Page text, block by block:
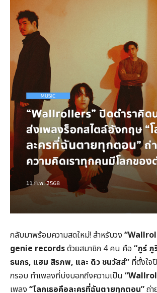
กลับมาพร้อมความสดใหม่! สำหรับวง “
genie recordsด้วยสมาชิก 4 คน คือ “ภูร์
ธนกร, แฮม สิรภพ, และ ดิว ชนวัสส์” ที่ตั้งใจ
กรอบ ทำเพลงที่บ่งบอกถึงความเป็น “
เพลง “โลกเธอคือละครที่ฉันตายทุกตอน”ถ่